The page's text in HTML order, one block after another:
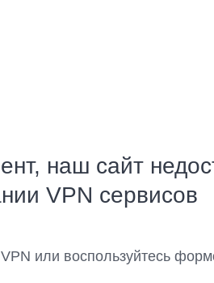
наш сайт
VPN сервисов
или воспользуйтесь